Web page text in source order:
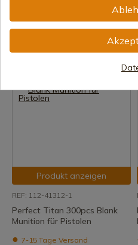
PLATZPATRONE WALTHER
ZÜNDERPISTOLEN
Auf Lager – Sofortiger Versand
Produkt anzeigen
REF: 112-41312-1
Perfect Titan 300pcs Blank
Munition für Pistolen
7-15 Tage Versand